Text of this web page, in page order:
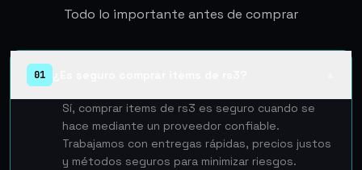
Todo lo importante antes de comprar
01
Sí, comprar items de rs3 es seguro cuando se
hace mediante un proveedor confiable.
Trabajamos con entregas rápidas, precios justos
y métodos seguros para minimizar riesgos.